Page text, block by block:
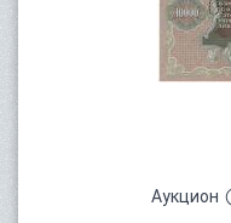
Аукцион